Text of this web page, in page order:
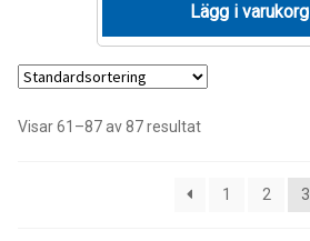
Lägg i varukorg
Visar 61–87 av 87 resultat
1 2 3